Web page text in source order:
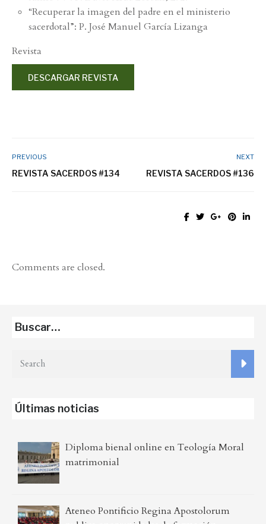
“Recuperar la imagen del padre en el ministerio
sacerdotal”: P. José Manuel García Lizanga
Revista
DESCARGAR REVISTA
PREVIOUS
REVISTA SACERDOS #134
NEXT
REVISTA SACERDOS #136
Comments are closed.
Buscar…
Últimas noticias
Diploma bienal online en Teología Moral
matrimonial
Ateneo Pontificio Regina Apostolorum